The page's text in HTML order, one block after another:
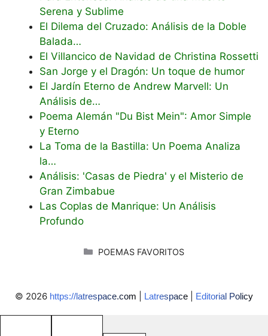
Serena y Sublime
El Dilema del Cruzado: Análisis de la Doble
Balada…
El Villancico de Navidad de Christina Rossetti
San Jorge y el Dragón: Un toque de humor
El Jardín Eterno de Andrew Marvell: Un
Análisis de…
Poema Alemán "Du Bist Mein": Amor Simple
y Eterno
La Toma de la Bastilla: Un Poema Analiza
la…
Análisis: 'Casas de Piedra' y el Misterio de
Gran Zimbabue
Las Coplas de Manrique: Un Análisis
Profundo
CATEGORÍAS
POEMAS FAVORITOS
© 2026 https://latrespace.com Latrespace Editorial Policy